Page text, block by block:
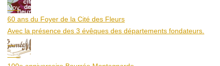
Nov
60 ans du Foyer de la Cité des Fleurs
Avec la présence des 3 évêques des départements fondateurs.
20
Mar